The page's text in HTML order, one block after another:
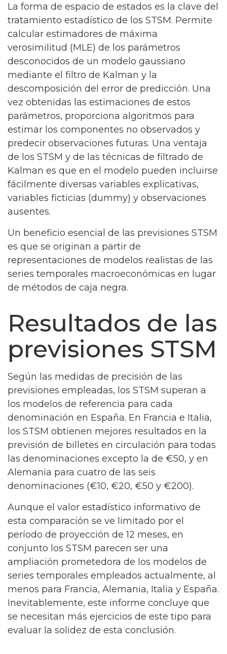
La forma de espacio de estados es la clave del
tratamiento estadístico de los STSM. Permite
calcular estimadores de máxima
verosimilitud (MLE) de los parámetros
desconocidos de un modelo gaussiano
mediante el filtro de Kalman y la
descomposición del error de predicción. Una
vez obtenidas las estimaciones de estos
parámetros, proporciona algoritmos para
estimar los componentes no observados y
predecir observaciones futuras. Una ventaja
de los STSM y de las técnicas de filtrado de
Kalman es que en el modelo pueden incluirse
fácilmente diversas variables explicativas,
variables ficticias (dummy) y observaciones
ausentes.
Un beneficio esencial de las previsiones STSM
es que se originan a partir de
representaciones de modelos realistas de las
series temporales macroeconómicas en lugar
de métodos de caja negra.
Resultados de las
previsiones STSM
Según las medidas de precisión de las
previsiones empleadas, los STSM superan a
los modelos de referencia para cada
denominación en España. En Francia e Italia,
los STSM obtienen mejores resultados en la
previsión de billetes en circulación para todas
las denominaciones excepto la de €50, y en
Alemania para cuatro de las seis
denominaciones (€10, €20, €50 y €200).
Aunque el valor estadístico informativo de
esta comparación se ve limitado por el
período de proyección de 12 meses, en
conjunto los STSM parecen ser una
ampliación prometedora de los modelos de
series temporales empleados actualmente, al
menos para Francia, Alemania, Italia y España.
Inevitablemente, este informe concluye que
se necesitan más ejercicios de este tipo para
evaluar la solidez de esta conclusión.